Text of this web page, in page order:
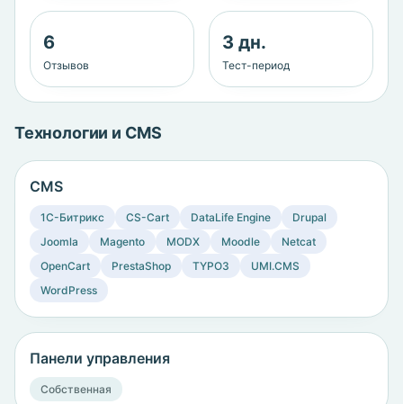
6
Отзывов
3 дн.
Тест-период
Технологии и CMS
CMS
1C-Битрикс CS-Cart DataLife Engine
Drupal
Joomla
Magento MODX Moodle
Netcat
OpenCart
PrestaShop TYPO3
UMI.CMS
WordPress
Панели управления
Собственная